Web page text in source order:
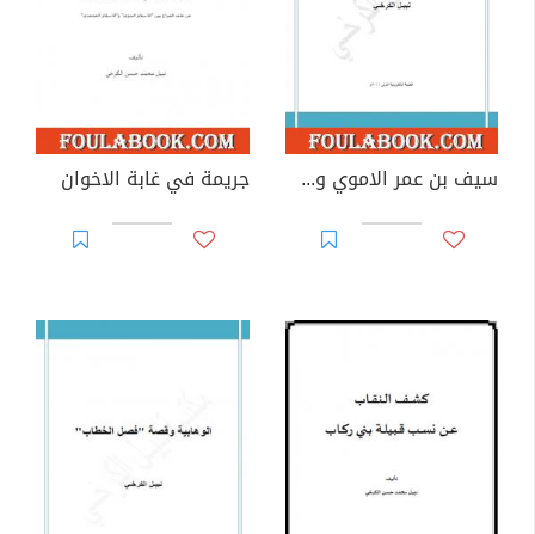
سيف بن عمر الاموي وشخصية ابن سبأ الاسطورية جريمة في غابة الاخوان